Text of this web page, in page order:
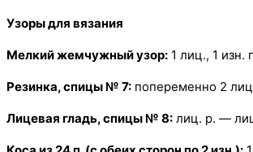
Узоры для вязания
Мелкий жемчужный узор: 1 лиц., 1
Резинка, спицы № 7: попеременно 2
Лицевая гладь, спицы № 8: лиц. р. —